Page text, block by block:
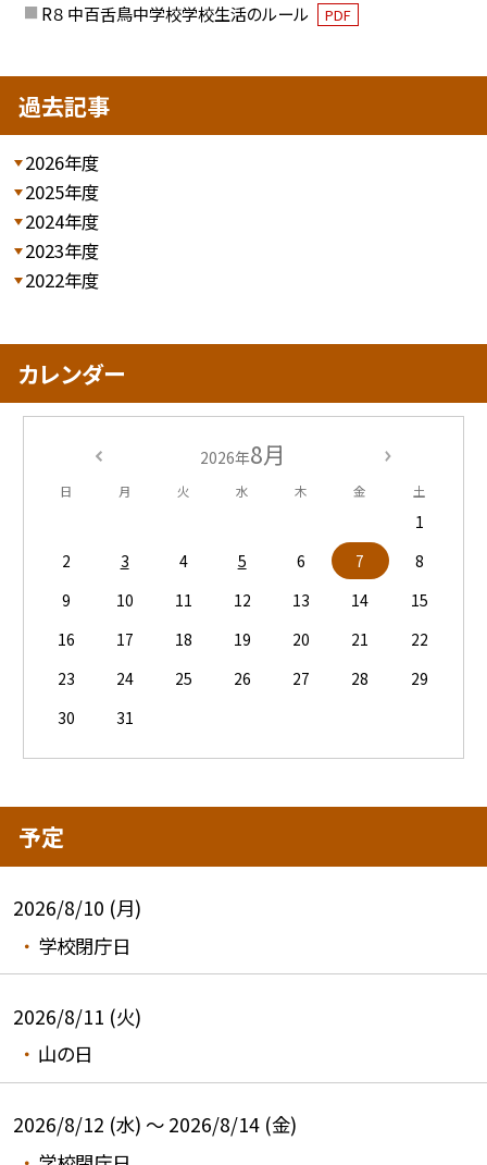
R８ 中百舌鳥中学校学校生活のルール PDF
過去記事
2026年度
2025年度
2024年度
2023年度
2022年度
カレンダー
2026年8月
日 月 火 水 木 金 土
1
2
3 4 5 6 7
8
9
10 11 12 13 14
15
16
17 18 19 20 21
22
23
24 25 26 27 28
29
30
31
予定
2026/8/10 (月)
学校閉庁日
2026/8/11 (火)
山の日
2026/8/12 (水) ～ 2026/8/14 (金)